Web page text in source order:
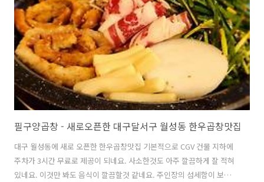
필구양곱창 - 새로오픈한 대구달서구 월성동 한우곱창맛집
대구 월성동에 새로 오픈한 한우곱창맛집 기본적으로 CGV 건물 지하에
주차가 3시간 무료로 제공이 되네요. 사소한것도 아주 깔끔하게 잘 적혀
있네요. 이것만 봐도 음식이 깔끔할것 같네요. 주인장의 섬세함이 보입니